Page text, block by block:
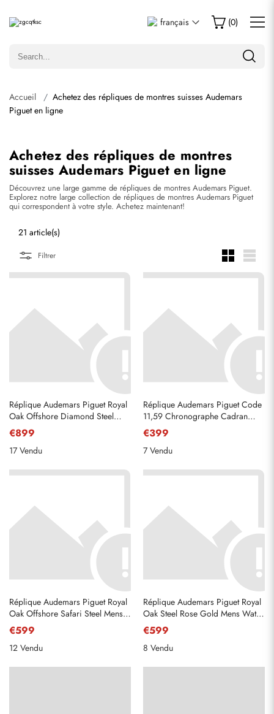
français (0)
Accueil
Achetez des répliques de montres suisses Audemars
Piguet en ligne
Achetez des répliques de montres
suisses Audemars Piguet en ligne
Découvrez une large gamme de répliques de montres Audemars Piguet.
Explorez notre large collection de répliques de montres Audemars Piguet
qui correspondent à votre style. Achetez maintenant!
21 article(s)
Filtrer
Réplique Audemars Piguet Royal
Oak Offshore Diamond Steel
Ladies Watch 26231DST
€899
17 Vendu
Réplique Audemars Piguet Code
11,59 Chronographe Cadran
bleu Montre en acier 22393ST
€399
7 Vendu
Réplique Audemars Piguet Royal
Oak Offshore Safari Steel Mens
Watch 26470ST
€599
12 Vendu
Réplique Audemars Piguet Royal
Oak Steel Rose Gold Mens Watch
15400SR
€599
8 Vendu